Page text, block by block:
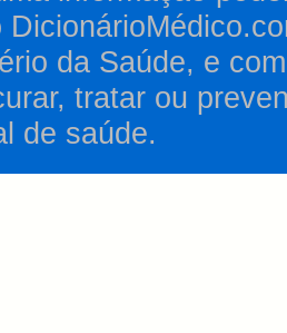
da Saúde, e
tratar ou
de saúde.